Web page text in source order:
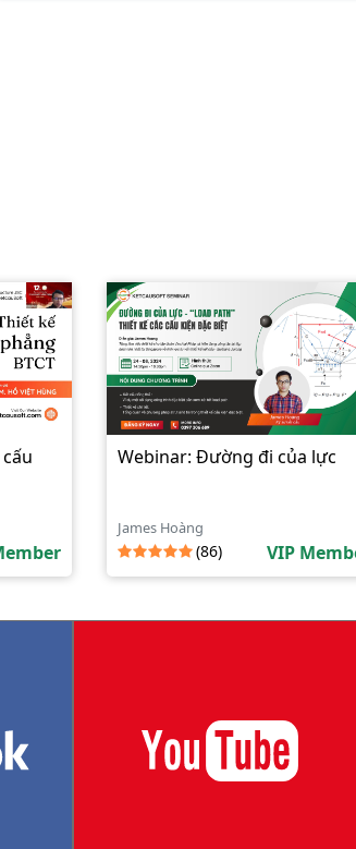
Webinar: Đường đi của lực
James Hoàng
(86) VIP